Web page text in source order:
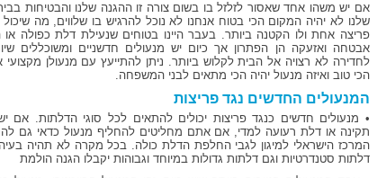
אם יש משהו אחד שאסור לזלזל בו בשום צורה זו ההגנה שלנו והבטיחות
שלנו לא יהיה המקום הכי בטוח אנחנו לא נוכל להרגיש בו שלווים, מה
פריצה אחת ולו הקטנה ביותר. בעבר היינו בטוחים שנעילת דלת כפולה
אבטחה ואזעקה הן הפתרון אך כיום יש מנעולים חדשניים ומשוכללים
לחדירה לא רצויה אל הבית לקלוש ביותר. ניתן להתייעץ עם מנעולן מקצועי
הכי טוב ואיזה מנעול יהיה הכי מתאים לבני המשפחה.
המנעולים החדשים נגד פריצות
• מנעולים חדשים כנגד פריצות יכולים להתאים לכל סוגי הדלתות.
תקינה או דלת רעועה למדי, אם אתם מחליטים להחליף מנעול כדאי גם
המרכז הישראלי למיגון לגבי החלפת הדלת כולה. בכל מקרה לא תהיה
דלתות סטנדרטיות וגם דלתות גדולות במיוחד וגבוהות יקבלו הגנה הולמת